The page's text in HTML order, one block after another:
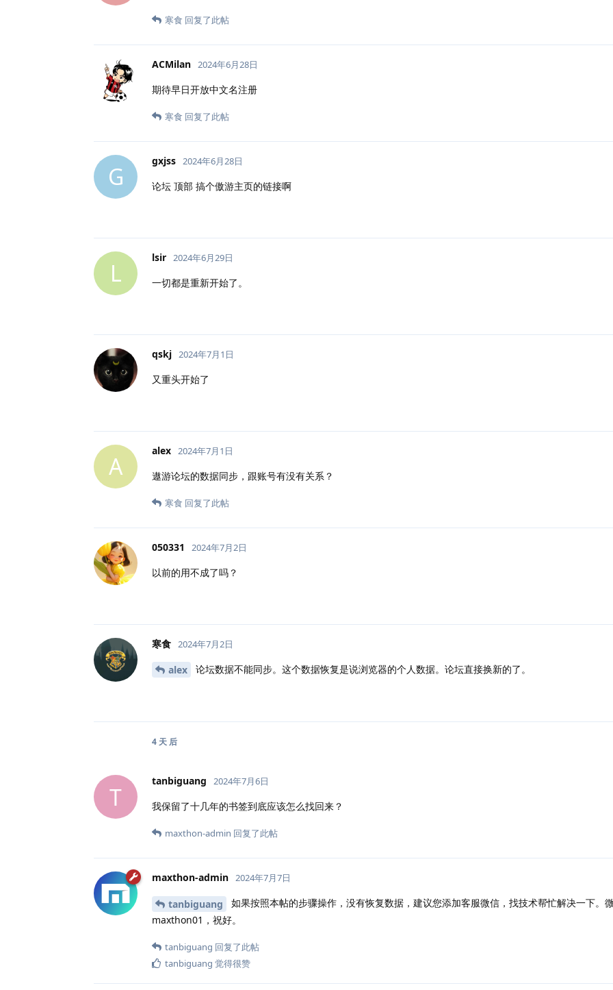
寒食 回复了此帖
ACMilan 2024年6月28日
期待早日开放中文名注册
寒食 回复了此帖
G
gxjss 2024年6月28日
论坛 顶部 搞个傲游主页的链接啊
L
lsir 2024年6月29日
一切都是重新开始了。
qskj 2024年7月1日
又重头开始了
A
alex 2024年7月1日
遨游论坛的数据同步，跟账号有没有关系？
寒食 回复了此帖
050331 2024年7月2日
以前的用不成了吗？
寒食 2024年7月2日
alex 论坛数据不能同步。这个数据恢复是说浏览器的个人数据。论坛直接换新的了。
4 天 后
T
tanbiguang 2024年7月6日
我保留了十几年的书签到底应该怎么找回来？
maxthon-admin 回复了此帖
maxthon-admin 2024年7月7日
tanbiguang
如果按照本帖的步骤操作，没有恢复数据，建议您添加客服微信，找技术帮忙解决一下。
maxthon01，祝好。
tanbiguang 回复了此帖
tanbiguang 觉得很赞